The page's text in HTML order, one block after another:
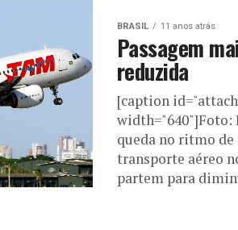
BRASIL 11 anos atrás
Passagem
reduzida
[caption
queda no ritmo
transporte aéreo
partem para